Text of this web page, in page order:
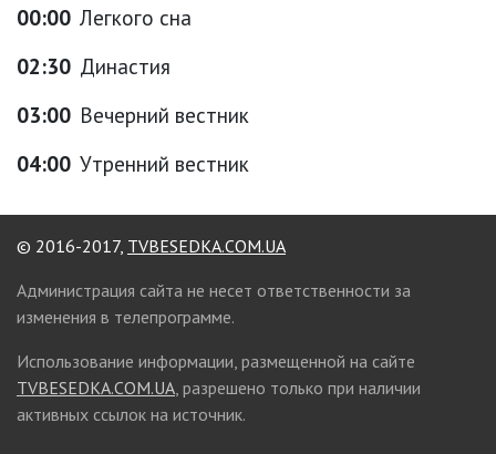
00:00 Легкого сна
02:30 Династия
03:00 Вечерний вестник
04:00 Утренний вестник
© 2016-2017, TVBESEDKA.COM.UA
Администрация сайта не несет ответственности за
изменения в телепрограмме.
Использование информации, размещенной на сайте
TVBESEDKA.COM.UA, разрешено только при наличии
активных ссылок на источник.